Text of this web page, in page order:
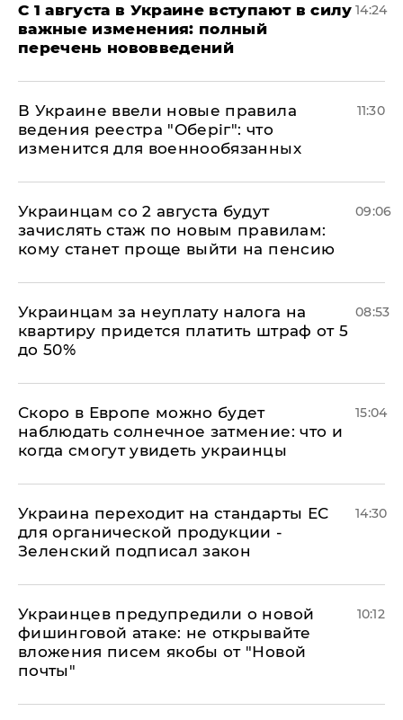
С 1 августа в Украине вступают в силу
важные изменения: полный
перечень нововведений
14:24
В Украине ввели новые правила
ведения реестра "Оберіг": что
изменится для военнообязанных
11:30
Украинцам со 2 августа будут
зачислять стаж по новым правилам:
кому станет проще выйти на пенсию
09:06
Украинцам за неуплату налога на
квартиру придется платить штраф от 5
до 50%
08:53
Скоро в Европе можно будет
наблюдать солнечное затмение: что и
когда смогут увидеть украинцы
15:04
Украина переходит на стандарты ЕС
для органической продукции -
Зеленский подписал закон
14:30
Украинцев предупредили о новой
фишинговой атаке: не открывайте
вложения писем якобы от "Новой
почты"
10:12